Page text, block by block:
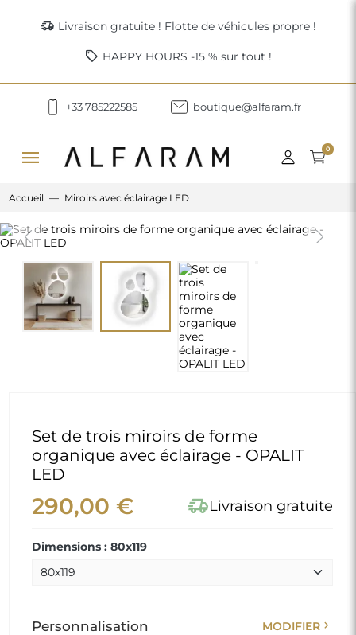
delivery_truck_speed Livraison gratuite ! Flotte de véhicules propre !
sell HAPPY HOURS -15 % sur tout !
+33 785222585 boutique@alfaram.fr
menu 0
Accueil Miroirs avec éclairage LED
Previous Next
Set de trois miroirs de forme
organique avec éclairage - OPALIT
LED
290,00 € delivery_truck_speedLivraison gratuite
Dimensions : 80x119
Personnalisation MODIFIER chevron_right